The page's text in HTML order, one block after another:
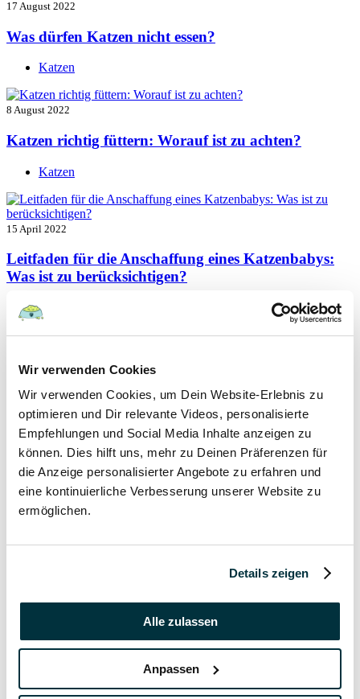
Wir verwenden Cookies
Wir verwenden Cookies, um Dein Website-Erlebnis zu
optimieren und Dir relevante Videos, personalisierte
Empfehlungen und Social Media Inhalte anzeigen zu
können. Dies hilft uns, mehr zu Deinen Präferenzen für
die Anzeige personalisierter Angebote zu erfahren und
eine kontinuierliche Verbesserung unserer Website zu
ermöglichen.
Details zeigen
Alle zulassen
Anpassen
17 August 2022
Was dürfen Katzen nicht essen?
Katzen
8 August 2022
Katzen richtig füttern: Worauf ist zu achten?
Katzen
15 April 2022
Leitfaden für die Anschaffung eines Katzenbabys:
Was ist zu berücksichtigen?
Katzen
Hunde
Katzen
Tierkrankheiten
Katzenversicherung ohne Wartezeit
Katzen
Katzenversicherung mit Kastration
Katzen
17 November 2021